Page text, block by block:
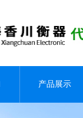
产品展示